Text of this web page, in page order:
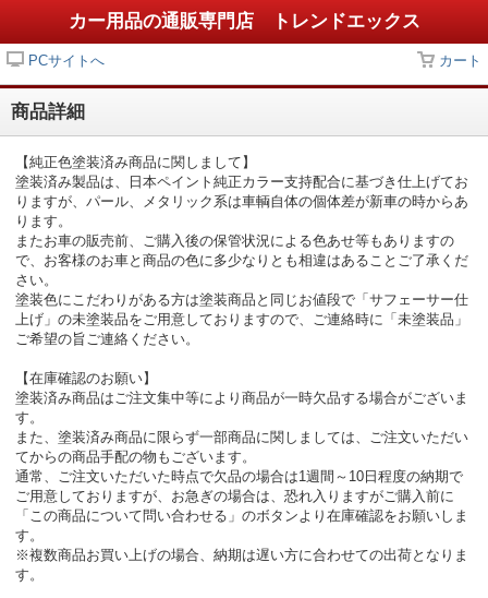
カー用品の通販専門店 トレンドエックス
PCサイトへ カート
商品詳細
【純正色塗装済み商品に関しまして】
塗装済み製品は、日本ペイント純正カラー支持配合に基づき仕上げてお
りますが、パール、メタリック系は車輌自体の個体差が新車の時からあ
ります。
またお車の販売前、ご購入後の保管状況による色あせ等もありますの
で、お客様のお車と商品の色に多少なりとも相違はあることご了承くだ
さい。
塗装色にこだわりがある方は塗装商品と同じお値段で「サフェーサー仕
上げ」の未塗装品をご用意しておりますので、ご連絡時に「未塗装品」
ご希望の旨ご連絡ください。
【在庫確認のお願い】
塗装済み商品はご注文集中等により商品が一時欠品する場合がございま
す。
また、塗装済み商品に限らず一部商品に関しましては、ご注文いただい
てからの商品手配の物もございます。
通常、ご注文いただいた時点で欠品の場合は1週間～10日程度の納期で
ご用意しておりますが、お急ぎの場合は、恐れ入りますがご購入前に
「この商品について問い合わせる」のボタンより在庫確認をお願いしま
す。
※複数商品お買い上げの場合、納期は遅い方に合わせての出荷となりま
す。